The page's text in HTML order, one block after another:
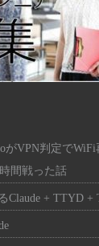
がVPN判定で
間戦った話
Claude + TTYD +